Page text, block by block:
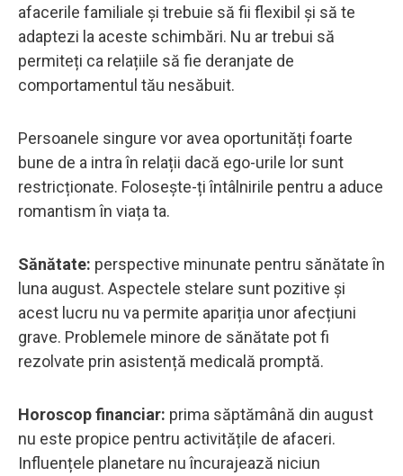
afacerile familiale și trebuie să fii flexibil și să te
adaptezi la aceste schimbări. Nu ar trebui să
permiteți ca relațiile să fie deranjate de
comportamentul tău nesăbuit.
Persoanele singure vor avea oportunități foarte
bune de a intra în relații dacă ego-urile lor sunt
restricționate. Folosește-ți întâlnirile pentru a aduce
romantism în viața ta.
Sănătate: perspective minunate pentru sănătate în
luna august. Aspectele stelare sunt pozitive și
acest lucru nu va permite apariția unor afecțiuni
grave. Problemele minore de sănătate pot fi
rezolvate prin asistență medicală promptă.
Horoscop financiar: prima săptămână din august
nu este propice pentru activitățile de afaceri.
Influențele planetare nu încurajează niciun